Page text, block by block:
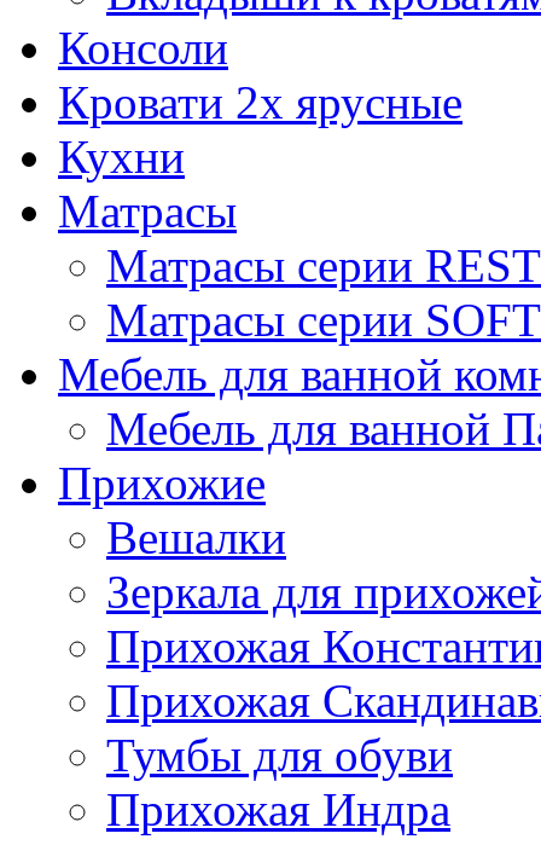
Консоли
Кровати 2х ярусные
Кухни
Матрасы
Матрасы серии REST
Матрасы серии SOFT
Мебель для ванной
Мебель для ванной
Прихожие
Вешалки
Зеркала для
Прихожая
Прихожая
Тумбы для обуви
Прихожая Индра